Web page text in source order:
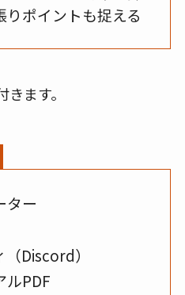
りポイントも捉える
ます。
ター
Discord）
ルPDF